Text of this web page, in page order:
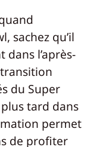
sachez qu’il
l’après-
du Super
tard dans
permet
de profiter